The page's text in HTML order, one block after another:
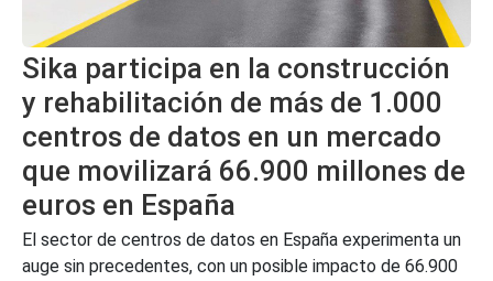
Sika participa en la construcción
y rehabilitación de más de 1.000
centros de datos en un mercado
que movilizará 66.900 millones de
euros en España
El sector de centros de datos en España experimenta un
auge sin precedentes, con un posible impacto de 66.900